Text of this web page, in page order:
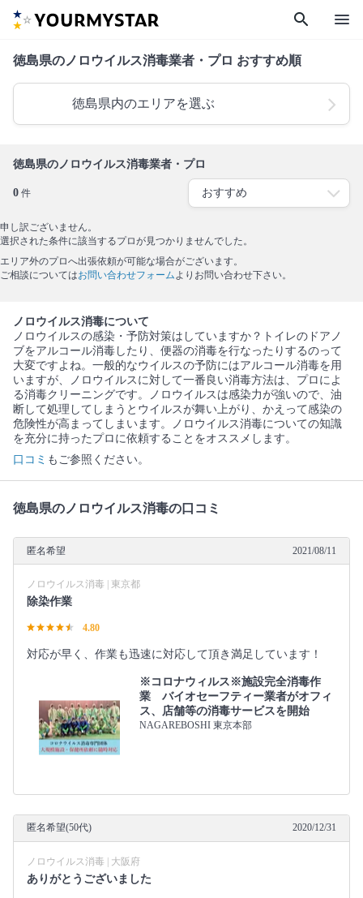
search menu
徳島県のノロウイルス消毒業者・プロ おすすめ順
徳島県内のエリアを選ぶ
徳島県のノロウイルス消毒業者・プロ
0 件
申し訳ございません。
選択された条件に該当するプロが見つかりませんでした。
エリア外のプロへ出張依頼が可能な場合がございます。
ご相談についてはお問い合わせフォームよりお問い合わせ下さい。
ノロウイルス消毒について
ノロウイルスの感染・予防対策はしていますか？トイレのドアノ
ブをアルコール消毒したり、便器の消毒を行なったりするのって
大変ですよね。一般的なウイルスの予防にはアルコール消毒を用
いますが、ノロウイルスに対して一番良い消毒方法は、プロによ
る消毒クリーニングです。ノロウイルスは感染力が強いので、油
断して処理してしまうとウイルスが舞い上がり、かえって感染の
危険性が高まってしまいます。ノロウイルス消毒についての知識
を充分に持ったプロに依頼することをオススメします。
口コミ もご参照ください。
徳島県のノロウイルス消毒の口コミ
匿名希望 2021/08/11
ノロウイルス消毒 | 東京都
除染作業
4.80
対応が早く、作業も迅速に対応して頂き満足しています！
※コロナウィルス※施設完全消毒作
業 バイオセーフティー業者がオフィ
ス、店舗等の消毒サービスを開始
NAGAREBOSHI 東京本部
匿名希望(50代) 2020/12/31
ノロウイルス消毒 | 大阪府
ありがとうございました